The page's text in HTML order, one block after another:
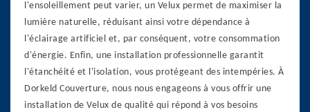
l'ensoleillement peut varier, un Velux permet de maximiser la
lumière naturelle, réduisant ainsi votre dépendance à
l'éclairage artificiel et, par conséquent, votre consommation
d'énergie. Enfin, une installation professionnelle garantit
l'étanchéité et l'isolation, vous protégeant des intempéries. À
Dorkeld Couverture, nous nous engageons à vous offrir une
installation de Velux de qualité qui répond à vos besoins